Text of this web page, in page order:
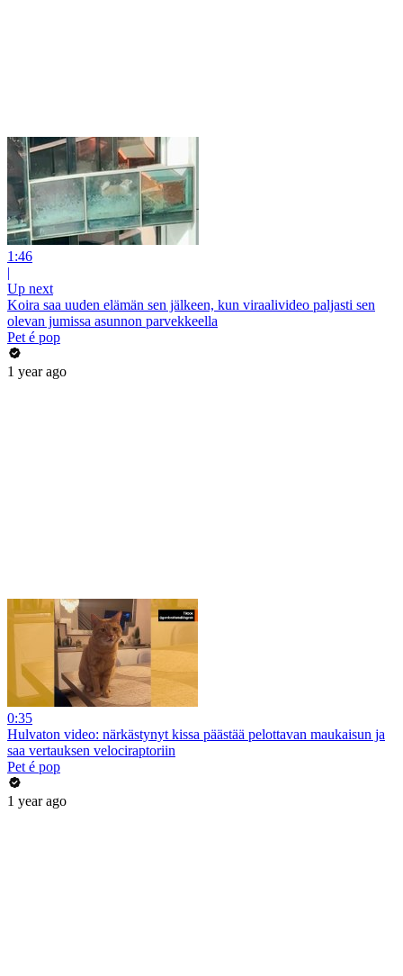
1:46
|
Up next
Koira saa uuden elämän sen jälkeen, kun viraalivideo paljasti sen
olevan jumissa asunnon parvekkeella
Pet é pop
1 year ago
0:35
Hulvaton video: närkästynyt kissa päästää pelottavan maukaisun ja
saa vertauksen velociraptoriin
Pet é pop
1 year ago